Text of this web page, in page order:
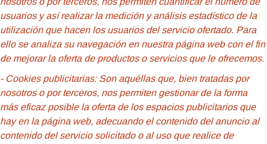
usuarios y así realizar la medición y análisis estadístico de la
utilización que hacen los usuarios del servicio ofertado. Para
ello se analiza su navegación en nuestra página web con el fin
de mejorar la oferta de productos o servicios que le ofrecemos.
- Cookies publicitarias: Son aquéllas que, bien tratadas por
nosotros o por terceros, nos permiten gestionar de la forma
más eficaz posible la oferta de los espacios publicitarios que
hay en la página web, adecuando el contenido del anuncio al
contenido del servicio solicitado o al uso que realice de